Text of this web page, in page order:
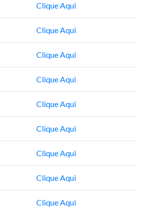
Clique Aqui
Clique Aqui
Clique Aqui
Clique Aqui
Clique Aqui
Clique Aqui
Clique Aqui
Clique Aqui
Clique Aqui